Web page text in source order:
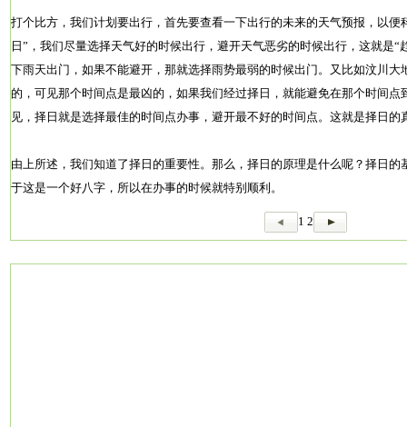
打个比方，我们计划要出行，首先要查看一下出行的未来的天气预报，以便
日”，我们尽量选择天气好的时候出行，避开天气恶劣的时候出行，这就是“
下雨天出门，如果不能避开，那就选择雨势最弱的时候出门。又比如汶川大
的，可见那个时间点是最凶的，如果我们经过择日，就能避免在那个时间
见，择日就是选择最佳的时间点办事，避开最不好的时间点。这就是择日的
由上所述，我们知道了择日的重要性。那么，择日的原理是什么呢？择日
于这是一个好八字，所以在办事的时候就特别顺利。
1 2